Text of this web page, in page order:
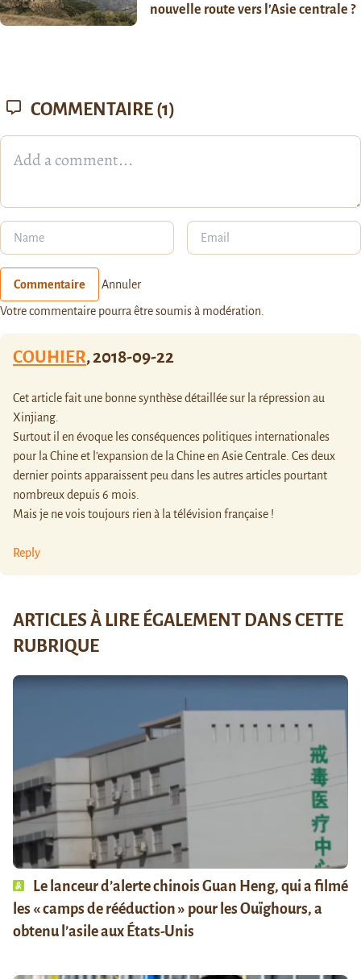
nouvelle route vers l’Asie centrale ?
COMMENTAIRE (1)
Commentaire Annuler
Votre commentaire pourra être soumis à modération.
COUHIER,2018-09-22
Cet article fait une bonne synthèse détaillée sur la répression au
Xinjiang.
Surtout il en évoque les conséquences politiques internationales
pour la Chine et l’expansion de la Chine en Asie Centrale. Ces deux
dernier points apparaissent peu dans les autres articles pourtant
nombreux depuis 6 mois.
Mais je ne vois toujours rien à la télévision française !
Reply
ARTICLES À LIRE ÉGALEMENT DANS CETTE
RUBRIQUE
Le lanceur d’alerte chinois Guan Heng, qui a filmé
les « camps de rééduction » pour les Ouïghours, a
obtenu l’asile aux États-Unis